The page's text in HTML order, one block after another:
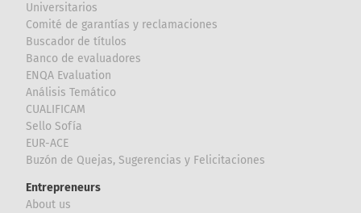
Universitarios
Comité de garantías y reclamaciones
Buscador de títulos
Banco de evaluadores
ENQA Evaluation
Análisis Temático
CUALIFICAM
Sello Sofía
EUR-ACE
Buzón de Quejas, Sugerencias y Felicitaciones
Entrepreneurs
About us